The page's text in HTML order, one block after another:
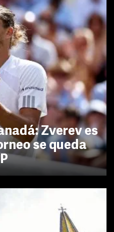
Zverev es
se queda